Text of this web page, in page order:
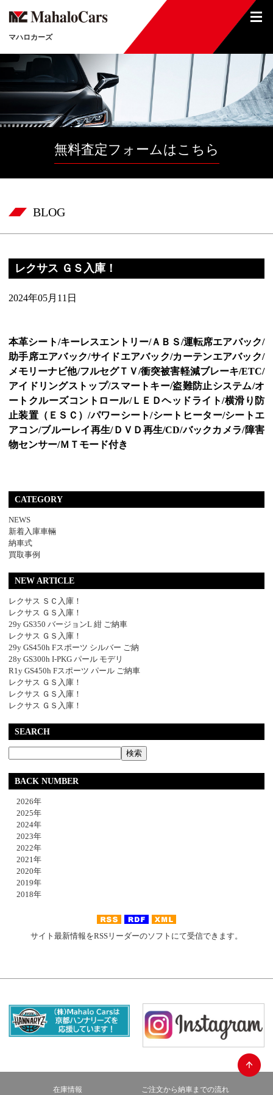
マハロカーズ
無料査定フォームはこちら
BLOG
レクサス ＧＳ入庫！
2024年05月11日
本革シート/キーレスエントリー/ＡＢＳ/運転席エアバック/
助手席エアバック/サイドエアバック/カーテンエアバック/
メモリーナビ他/フルセグＴＶ/衝突被害軽減ブレーキ/ETC/
アイドリングストップ/スマートキー/盗難防止システム/オ
ートクルーズコントロール/ＬＥＤヘッドライト/横滑り防
止装置（ＥＳＣ）/パワーシート/シートヒーター/シートエ
アコン/ブルーレイ再生/ＤＶＤ再生/CD/バックカメラ/障害
物センサー/ＭＴモード付き
CATEGORY
NEWS
新着入庫車輛
納車式
買取事例
NEW ARTICLE
レクサス ＳＣ入庫！
レクサス ＧＳ入庫！
29y GS350 バージョンL 紺 ご納車
レクサス ＧＳ入庫！
29y GS450h Fスポーツ シルバー ご納
28y GS300h I-PKG パール モデリ
R1y GS450h Fスポーツ パール ご納車
レクサス ＧＳ入庫！
レクサス ＧＳ入庫！
レクサス ＧＳ入庫！
SEARCH
BACK NUMBER
2026年
2025年
2024年
2023年
2022年
2021年
2020年
2019年
2018年
サイト最新情報をRSSリーダーのソフトにて受信できます。
在庫情報 ご注文から納車までの流れ